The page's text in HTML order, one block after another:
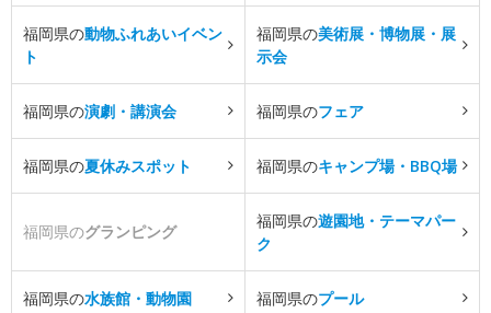
福岡県の動物ふれあいイベン
ト
福岡県の美術展・博物展・展
示会
福岡県の演劇・講演会 福岡県のフェア
福岡県の夏休みスポット 福岡県のキャンプ場・BBQ場
福岡県のグランピング
福岡県の遊園地・テーマパー
ク
福岡県の水族館・動物園 福岡県のプール